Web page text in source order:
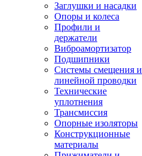
Заглушки и насадки
Опоры и колеса
Профили и
держатели
Виброамортизатор
Подшипники
Системы смещения и
линейной проводки
Технические
уплотнения
Трансмиссия
Опорные изоляторы
Конструкционные
материалы